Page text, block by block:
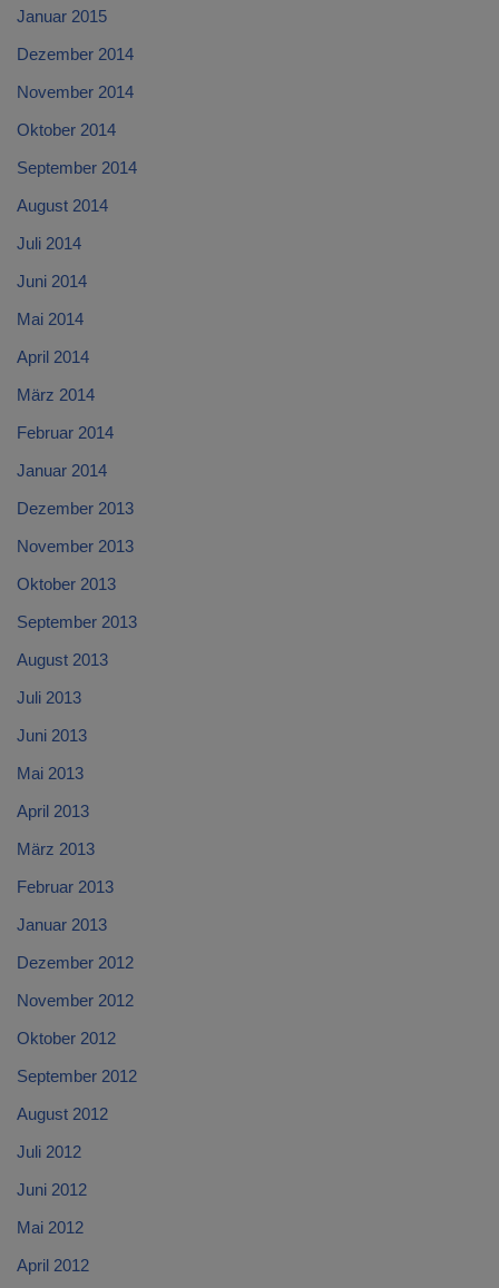
Januar 2015
Dezember 2014
November 2014
Oktober 2014
September 2014
August 2014
Juli 2014
Juni 2014
Mai 2014
April 2014
März 2014
Februar 2014
Januar 2014
Dezember 2013
November 2013
Oktober 2013
September 2013
August 2013
Juli 2013
Juni 2013
Mai 2013
April 2013
März 2013
Februar 2013
Januar 2013
Dezember 2012
November 2012
Oktober 2012
September 2012
August 2012
Juli 2012
Juni 2012
Mai 2012
April 2012